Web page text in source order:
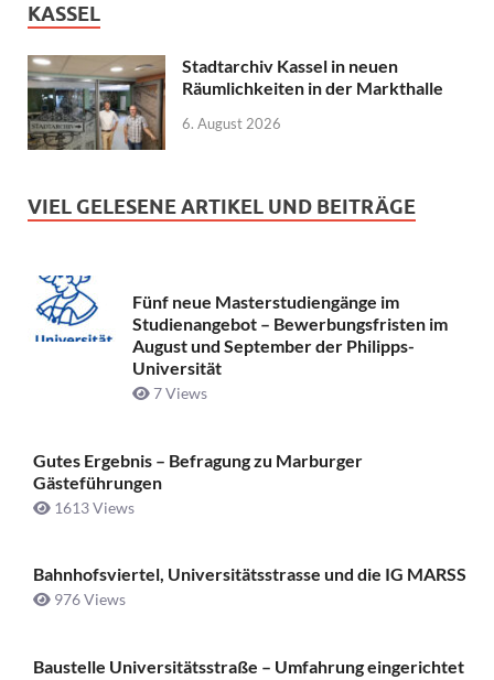
KASSEL
Stadtarchiv Kassel in neuen
Räumlichkeiten in der Markthalle
6. August 2026
VIEL GELESENE ARTIKEL UND BEITRÄGE
Fünf neue Masterstudiengänge im
Studienangebot – Bewerbungsfristen im
August und September der Philipps-
Universität
7 Views
Gutes Ergebnis – Befragung zu Marburger
Gästeführungen
1613 Views
Bahnhofsviertel, Universitätsstrasse und die IG MARSS
976 Views
Baustelle Universitätsstraße ­– Umfahrung eingerichtet